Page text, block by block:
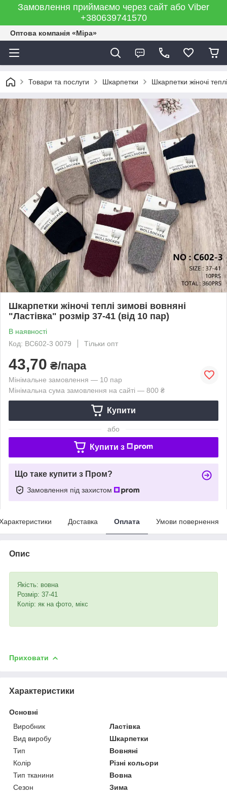
Замовлення приймаємо через сайт або Viber
+380639741570
Оптова компанія «Міра»
Товари та послуги Шкарпетки Шкарпетки жіночі теплі
Шкарпетки жіночі теплі зимові вовняні
"Ластівка" розмір 37-41 (від 10 пар)
В наявності
Код: BC602-3 0079
Тільки опт
43,70 ₴/пара
Мінімальне замовлення — 10 пар
Мінімальна сума замовлення на сайті — 800 ₴
Купити
або
Купити з
Що таке купити з Пром?
Замовлення під захистом
Доставка Оплата Умови повернення
Опис
Якість: вовна
Розмір: 37-41
Колір: як на фото, мікс
Приховати
Характеристики
Основні
Виробник
Ластівка
Вид виробу
Шкарпетки
Тип
Вовняні
Колір
Різні кольори
Тип тканини
Вовна
Сезон
Зима